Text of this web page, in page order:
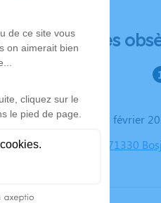
Déroulé des
Le lundi 17 février
BOSJEAN, 71330